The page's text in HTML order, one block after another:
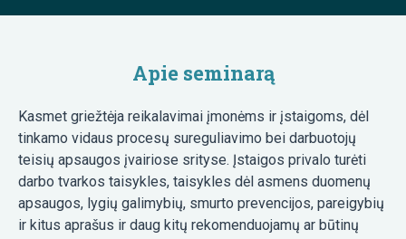
Apie seminarą
Kasmet griežtėja reikalavimai įmonėms ir įstaigoms, dėl
tinkamo vidaus procesų sureguliavimo bei darbuotojų
teisių apsaugos įvairiose srityse. Įstaigos privalo turėti
darbo tvarkos taisykles, taisykles dėl asmens duomenų
apsaugos, lygių galimybių, smurto prevencijos, pareigybių
ir kitus aprašus ir daug kitų rekomenduojamų ar būtinų